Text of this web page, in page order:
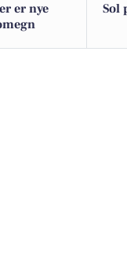
er nye
Sol
dedikeret team med